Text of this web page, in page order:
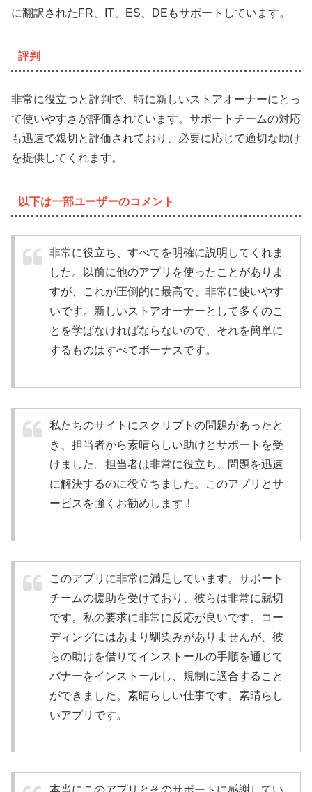
に翻訳されたFR、IT、ES、DEもサポートしています。
評判
非常に役立つと評判で、特に新しいストアオーナーにとっ
て使いやすさが評価されています。サポートチームの対応
も迅速で親切と評価されており、必要に応じて適切な助け
を提供してくれます。
以下は一部ユーザーのコメント
非常に役立ち、すべてを明確に説明してくれま
した。以前に他のアプリを使ったことがありま
すが、これが圧倒的に最高で、非常に使いやす
いです。新しいストアオーナーとして多くのこ
とを学ばなければならないので、それを簡単に
するものはすべてボーナスです。
私たちのサイトにスクリプトの問題があったと
き、担当者から素晴らしい助けとサポートを受
けました。担当者は非常に役立ち、問題を迅速
に解決するのに役立ちました。このアプリとサ
ービスを強くお勧めします！
このアプリに非常に満足しています。サポート
チームの援助を受けており、彼らは非常に親切
です。私の要求に非常に反応が良いです。コー
ディングにはあまり馴染みがありませんが、彼
らの助けを借りてインストールの手順を通じて
バナーをインストールし、規制に適合すること
ができました。素晴らしい仕事です。素晴らし
いアプリです。